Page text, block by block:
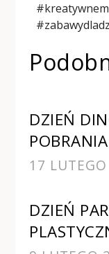
DZIEŃ
POBRANIA
17
DZIEŃ